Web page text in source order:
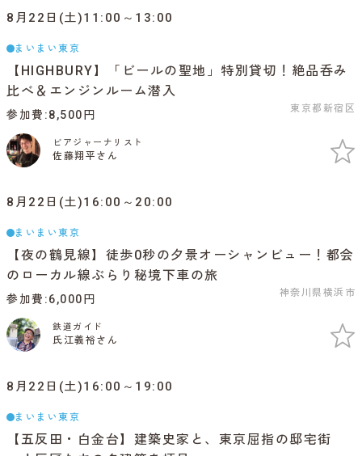
8月22日(土)11:00～13:00
まいまい東京
【HIGHBURY】「ビールの聖地」特別貸切！絶品呑み
比べ＆エンジンルーム潜入
東京都新宿区
参加費 8,500円
ビアジャーナリスト
佐藤翔平さん
8月22日(土)16:00～20:00
まいまい東京
【夜の鶴見線】徒歩0秒の夕景オーシャンビュー！都会
のローカル線ぶらり秘境下車の旅
神奈川県横浜市
参加費 6,000円
鉄道ガイド
氏江義裕さん
8月22日(土)16:00～19:00
まいまい東京
【五反田・白金台】建築史家と、東京屈指の邸宅街